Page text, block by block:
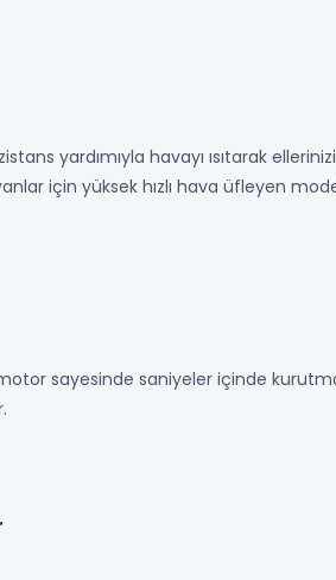
yardımıyla havayı ısıtarak
için yüksek hızlı hava üfleyen
sayesinde saniyeler içinde